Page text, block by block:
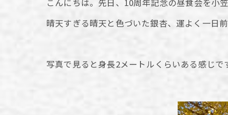
こんにちは。先日、10周年記念の昼食会を小
晴天すぎる晴天と色づいた銀杏、運よく一日
写真で見ると身長2メートルくらいある感じ